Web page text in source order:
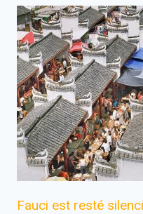
Fauci est resté